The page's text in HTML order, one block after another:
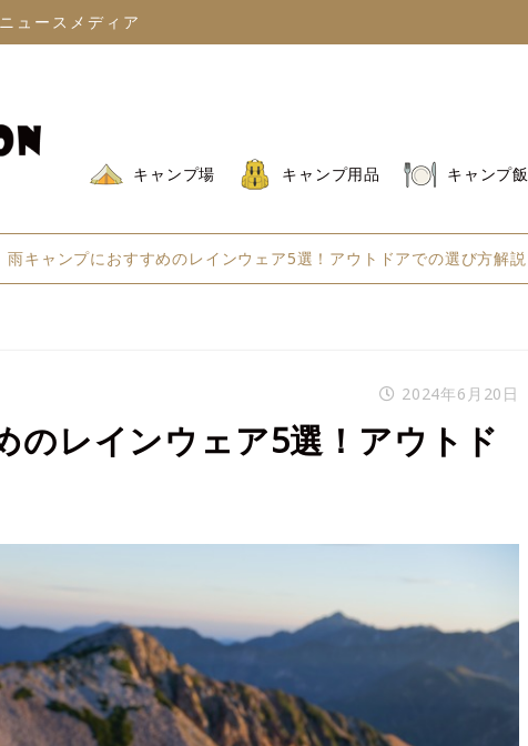
ュースメディア
キャンプ場 キャンプ用品 キャンプ飯
雨キャンプにおすすめのレインウェア5選！アウトドアでの選び方解説
2024年6月20日
のレインウェア5選！アウトド